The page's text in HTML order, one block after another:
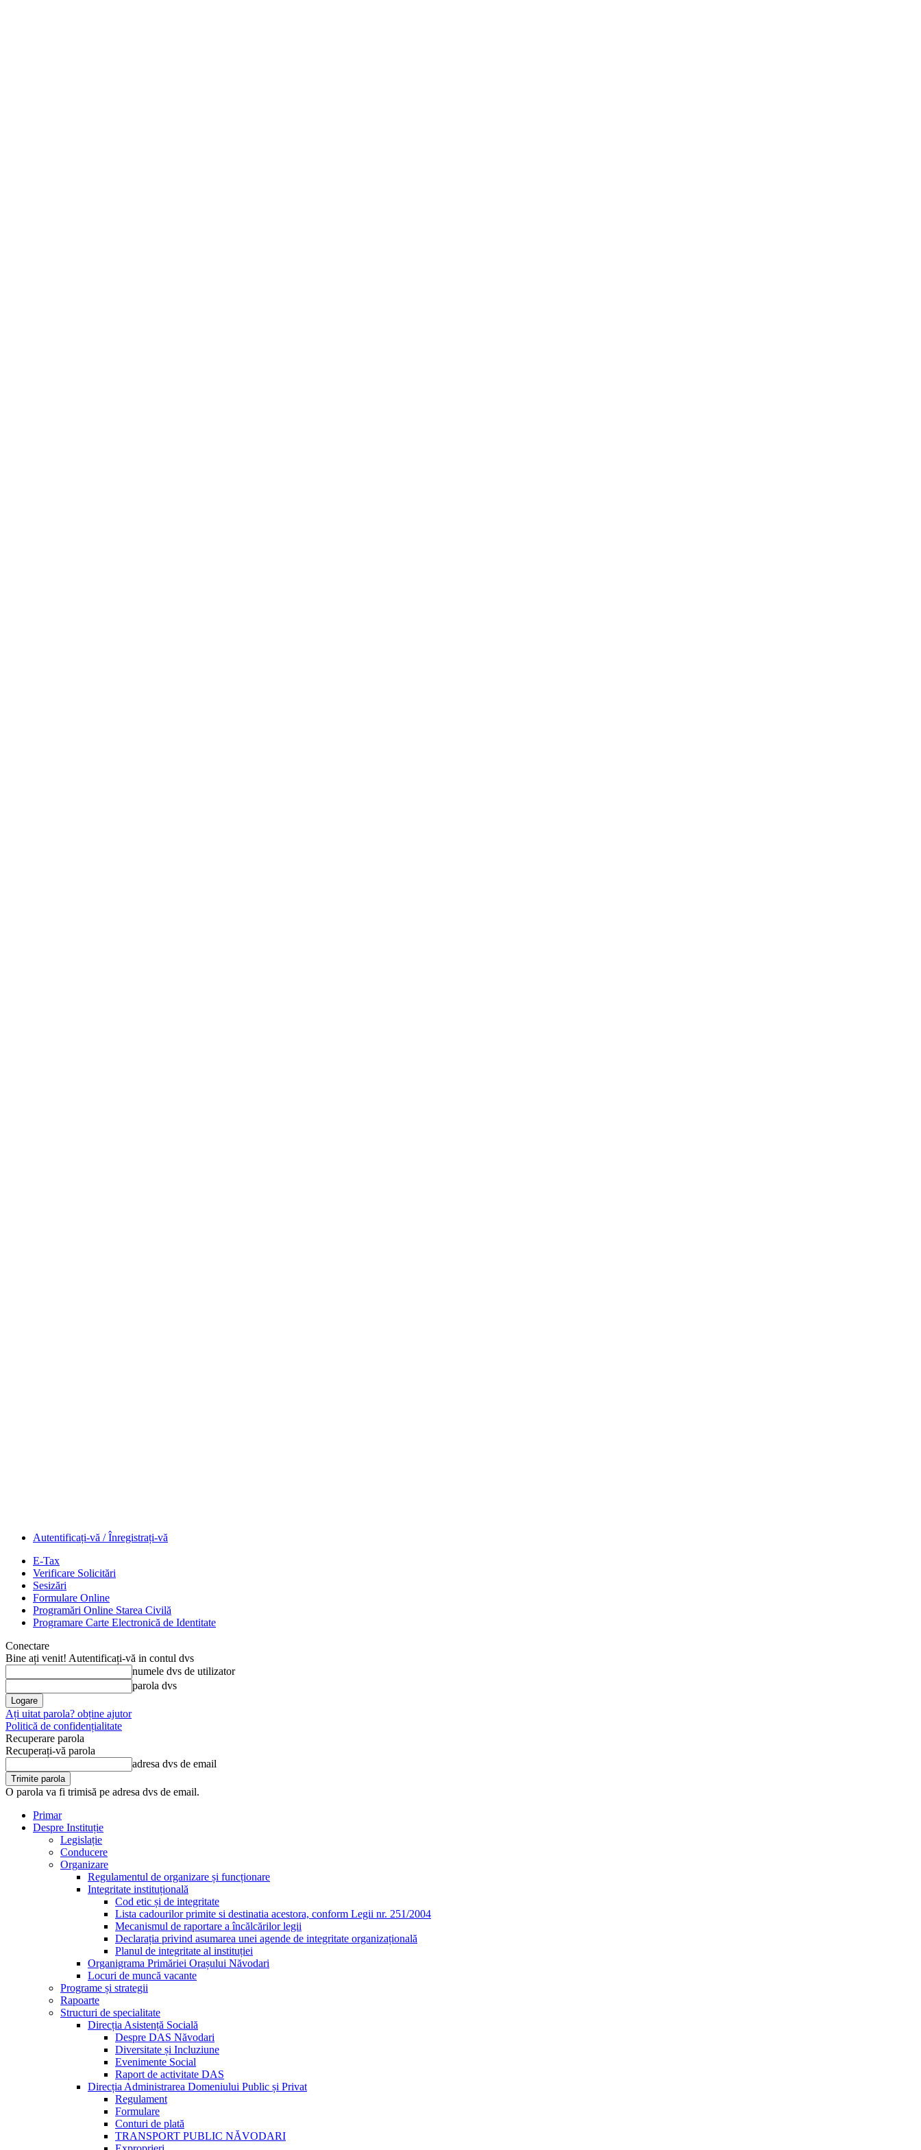
Autentificați-vă / Înregistrați-vă
E-Tax
Verificare Solicitări
Sesizări
Formulare Online
Programări Online Starea Civilă
Programare Carte Electronică de Identitate
Conectare
Bine ați venit! Autentificați-vă in contul dvs
numele dvs de utilizator
parola dvs
Ați uitat parola? obține ajutor
Politică de confidențialitate
Recuperare parola
Recuperați-vă parola
adresa dvs de email
O parola va fi trimisă pe adresa dvs de email.
Primar
Despre Instituție
Legislație
Conducere
Organizare
Regulamentul de organizare și funcționare
Integritate instituțională
Cod etic și de integritate
Lista cadourilor primite si destinatia acestora, conform Legii nr. 251/2004
Mecanismul de raportare a încălcărilor legii
Declarația privind asumarea unei agende de integritate organizațională
Planul de integritate al instituției
Organigrama Primăriei Orașului Năvodari
Locuri de muncă vacante
Programe și strategii
Rapoarte
Structuri de specialitate
Direcția Asistență Socială
Despre DAS Năvodari
Diversitate și Incluziune
Evenimente Social
Raport de activitate DAS
Direcția Administrarea Domeniului Public și Privat
Regulament
Formulare
Conturi de plată
TRANSPORT PUBLIC NĂVODARI